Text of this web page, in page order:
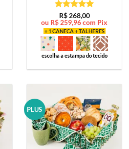
Avaliação5
de 5
R$268,00
ou R$259,96com Pix
+ 1 CANECA + TALHERES
escolha a estampa do tecido
PLUS